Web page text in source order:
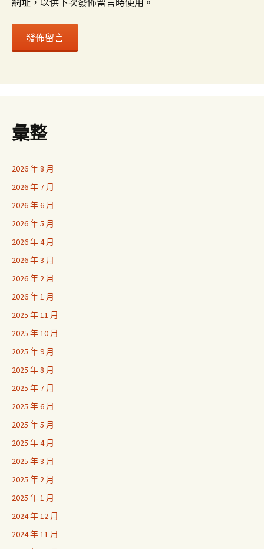
網址，以供下次發佈留言時使用。
彙整
2026 年 8 月
2026 年 7 月
2026 年 6 月
2026 年 5 月
2026 年 4 月
2026 年 3 月
2026 年 2 月
2026 年 1 月
2025 年 11 月
2025 年 10 月
2025 年 9 月
2025 年 8 月
2025 年 7 月
2025 年 6 月
2025 年 5 月
2025 年 4 月
2025 年 3 月
2025 年 2 月
2025 年 1 月
2024 年 12 月
2024 年 11 月